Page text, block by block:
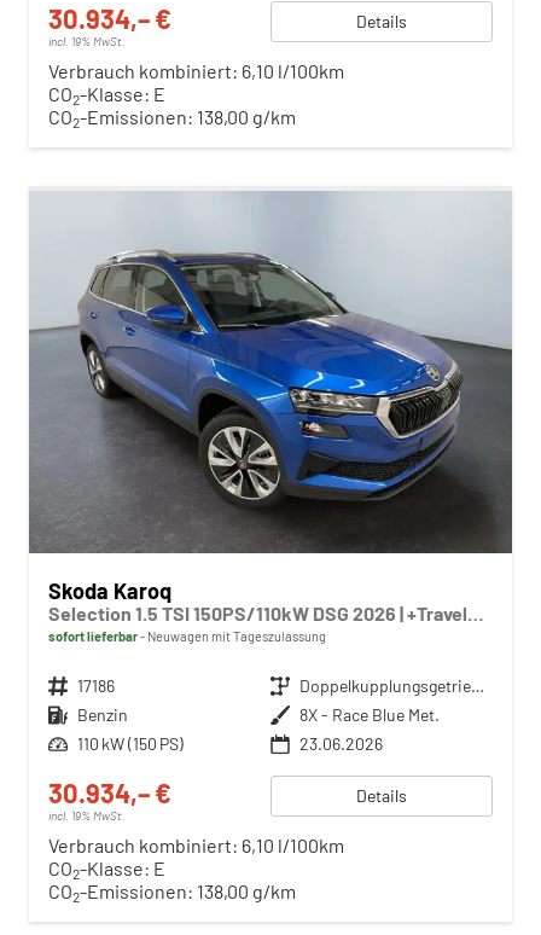
30.934,– €
incl. 19% MwSt.
Details
Verbrauch kombiniert: 6,10 l/100km
CO2-Klasse: E
CO2-Emissionen: 138,00 g/km
Skoda Karoq
Selection 1.5 TSI 150PS/110kW DSG 2026 | +TravelAssist +RFK & Parksensoren +Var. Gepäckraumboden
sofort lieferbar Neuwagen mit Tageszulassung
Fahrzeugnr. 17186 Getriebe
Doppelkupplungsgetriebe (DSG)
Kraftstoff Benzin Außenfarbe 8X - Race Blue Met.
Leistung 110 kW (150 PS) 23.06.2026
30.934,– €
incl. 19% MwSt.
Details
Verbrauch kombiniert: 6,10 l/100km
CO2-Klasse: E
CO2-Emissionen: 138,00 g/km